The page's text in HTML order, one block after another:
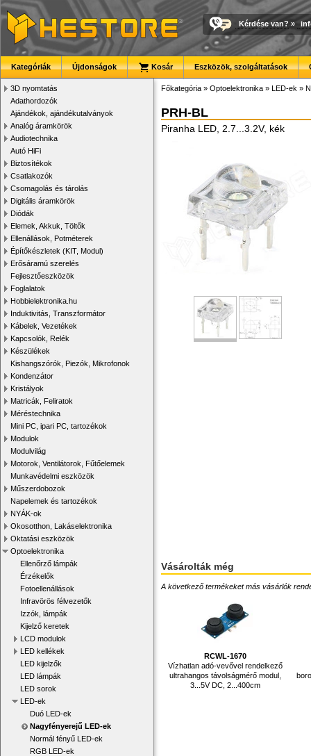
Kérdése van? »
Kategóriák Újdonságok Kosár Eszközök, szolgáltatások
3D nyomtatás
Adathordozók
Ajándékok, ajándékutalványok
Analóg áramkörök
Audiotechnika
Autó HiFi
Biztosítékok
Csatlakozók
Csomagolás és tárolás
Digitális áramkörök
Diódák
Elemek, Akkuk, Töltők
Ellenállások, Potméterek
Építőkészletek (KIT, Modul)
Erősáramú szerelés
Fejlesztőeszközök
Foglalatok
Hobbielektronika.hu
Induktivitás, Transzformátor
Kábelek, Vezetékek
Kapcsolók, Relék
Készülékek
Kishangszórók, Piezók, Mikrofonok
Kondenzátor
Kristályok
Matricák, Feliratok
Méréstechnika
Mini PC, ipari PC, tartozékok
Modulok
Modulvilág
Motorok, Ventilátorok, Fűtőelemek
Munkavédelmi eszközök
Műszerdobozok
Napelemek és tartozékok
NYÁK-ok
Okosotthon, Lakáselektronika
Oktatási eszközök
Optoelektronika
Ellenőrző lámpák
Érzékelők
Fotoellenállások
Infravörös félvezetők
Izzók, lámpák
Kijelző keretek
LCD modulok
LED kellékek
LED kijelzők
LED lámpák
LED sorok
LED-ek
Duó LED-ek
Nagyfényerejű LED-ek
Normál fényű LED-ek
RGB LED-ek
Főkategória » Optoelektronika » LED-ek »
PRH-BL
Piranha LED, 2.7...3.2V, kék
Vásárolták még
A következő termékeket más vásárlók
RCWL-1670
Vízhatlan adó-vevővel rendelkező
ultrahangos távolságmérő modul,
3...5V DC, 2...400cm